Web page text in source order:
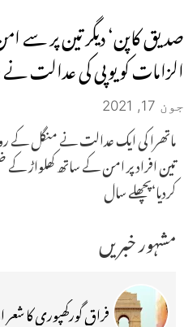
صدیق کاپن‘ دیگر تین پر سے
الزامات کو یوپی کی عدالت نے
جون 17, 2021
ماتھرا کی ایک عدالت نے منگل کے روز
تین افراد پر امن کے ساتھ کھلواڑ
کردیا‘پچھلے سال
مشہور خبریں
فراق گورکھپوری کا